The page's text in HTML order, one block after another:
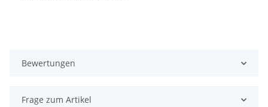
Bewertungen
Frage zum Artikel